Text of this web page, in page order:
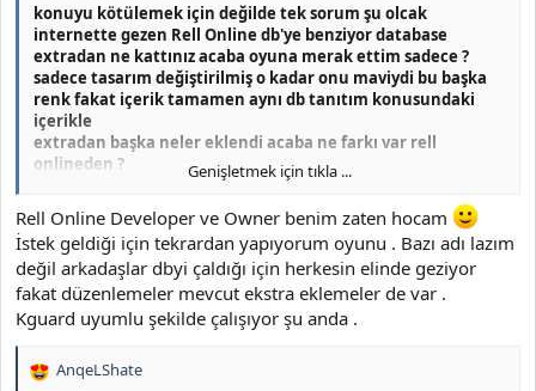
konuyu kötülemek için değilde tek sorum şu olcak
internette gezen Rell Online db'ye benziyor database
extradan ne kattınız acaba oyuna merak ettim sadece ?
sadece tasarım değiştirilmiş o kadar onu maviydi bu başka
renk fakat içerik tamamen aynı db tanıtım konusundaki
içerikle
extradan başka neler eklendi acaba ne farkı var rell
onlineden ?
( yada tam tersi belki bilgin yoktur db yaptırmışsındır birine
bana 80 cap db yap gibisinden internette gezen (ücretsiz) bi
dbyi hazır bi dbyide satmış vb olabilir bilgin olmayabilir belki
örnek db tanıtım=Sadece Merak
Genişletmek için tıkla ...
Rell Online Developer ve Owner benim zaten hocam
İstek geldiği için tekrardan yapıyorum oyunu . Bazı adı lazım
değil arkadaşlar dbyi çaldığı için herkesin elinde geziyor
fakat düzenlemeler mevcut ekstra eklemeler de var .
Kguard uyumlu şekilde çalışıyor şu anda .
T
AnqeLShate